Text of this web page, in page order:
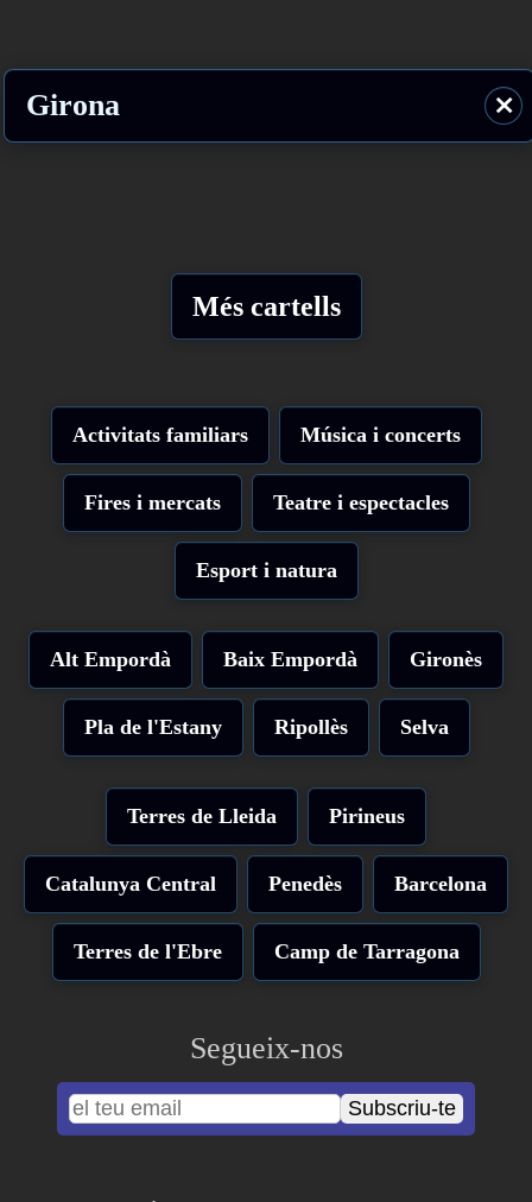
Girona ⨯
Més cartells
Activitats familiars Música i concerts
Fires i mercats Teatre i espectacles
Esport i natura
Alt Empordà Baix Empordà Gironès
Pla de l'Estany Ripollès Selva
Terres de Lleida Pirineus
Catalunya Central Penedès Barcelona
Terres de l'Ebre Camp de Tarragona
Segueix-nos
Subscriu-te